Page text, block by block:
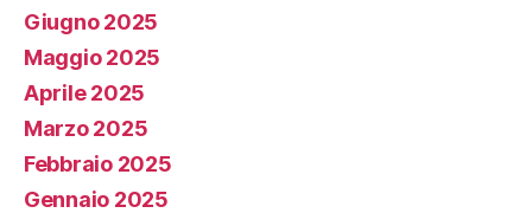
Giugno 2025
Maggio 2025
Aprile 2025
Marzo 2025
Febbraio 2025
Gennaio 2025